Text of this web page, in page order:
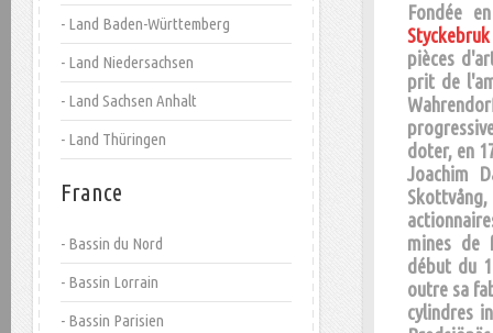
- Land Baden-Württemberg
- Land Niedersachsen
- Land Sachsen Anhalt
- Land Thüringen
France
- Bassin du Nord
- Bassin Lorrain
- Bassin Parisien
Fondée
Styckebruk
pièces
prit de
doter, en
Joachim
mines de
début du
outre sa
cylindres